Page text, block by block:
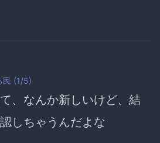
民 (1/5)
、なんか新しいけど、結
しちゃうんだよな